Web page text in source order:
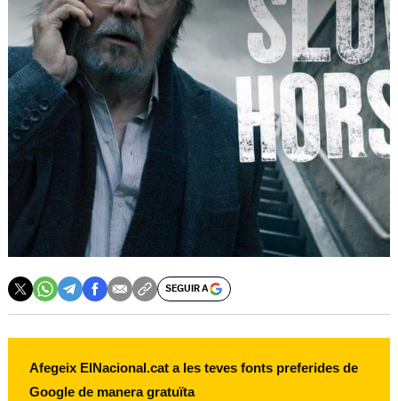
SEGUIR A
Afegeix ElNacional.cat a les teves fonts preferides de
Google de manera gratuïta